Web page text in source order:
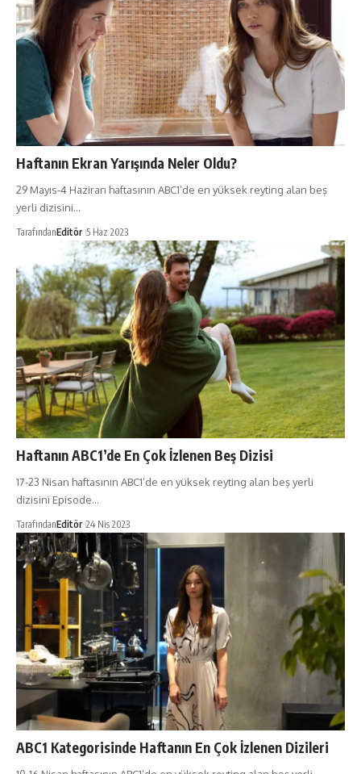
Haftanın Ekran Yarışında Neler Oldu?
29 Mayıs-4 Haziran haftasının ABC1’de en yüksek reyting alan beş
yerli dizisini…
TarafındanEditör 5 Haz 2023
Haftanın ABC1’de En Çok İzlenen Beş Dizisi
17-23 Nisan haftasının ABC1’de en yüksek reyting alan beş yerli
dizisini Episode…
TarafındanEditör 24 Nis 2023
ABC1 Kategorisinde Haftanın En Çok İzlenen Dizileri